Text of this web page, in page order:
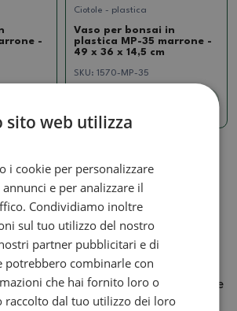
-
Ciotole - plastica
Vaso per bonsai in
plastica MP-35 marrone -
49 x 36 x 14,5 cm
SKU: 1570-MP-35
ciotole e vasi per bonsai
di contenitori di forme
e
in magazzino, quindi abbiamo
sito web utilizza
i cookie per personalizzare
e per analizzare il
Condividiamo inoltre
sul tuo utilizzo del nostro
partner pubblicitari e di
potrebbero combinarle con
che hai fornito loro o
raccolto dal tuo utilizzo dei loro